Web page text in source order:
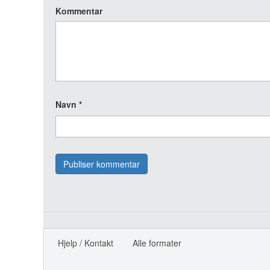
Kommentar
Navn *
Hjelp / Kontakt
Alle formater